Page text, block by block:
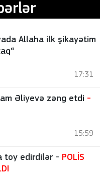
Allaha ilk şikayətim
17:31
Əliyevə zəng etdi -
15:59
toy edirdilər - POLİS